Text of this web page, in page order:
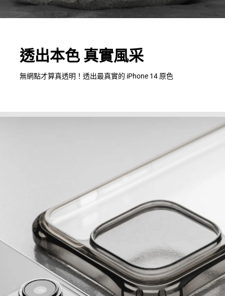
透出本色 真實風采
無網點才算真透明！透出最真實的 iPhone 14 原色